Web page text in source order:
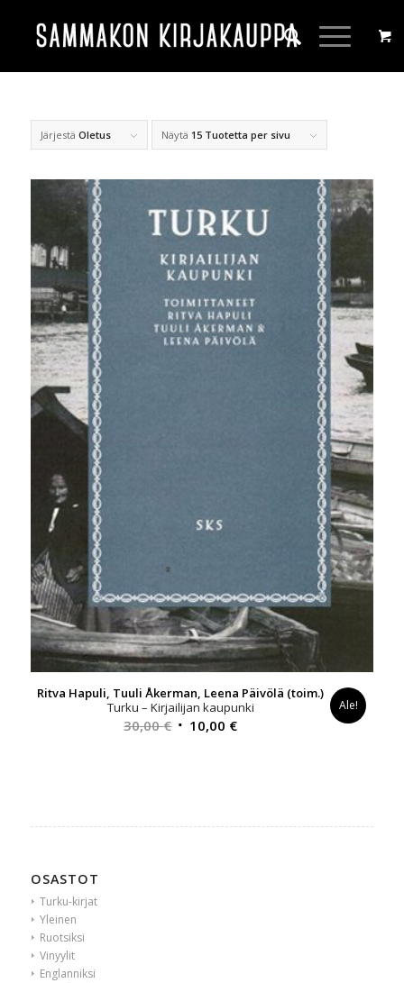
Järjestä Oletus Näytä 15 Tuotetta per sivu
Ritva Hapuli, Tuuli Åkerman, Leena Päivölä (toim.)
Turku – Kirjailijan kaupunki
30,00€ Alkuperäinen
10,00 €Nykyinen
Ale!
OSASTOT
Turku-kirjat
Yleinen
Ruotsiksi
Vinyylit
Englanniksi